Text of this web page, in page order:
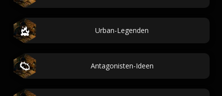
Urban-Legenden
Antagonisten-Ideen